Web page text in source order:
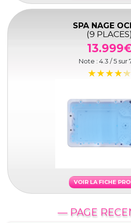
SPA NAGE
(9 PLACES)
Note : 4.3 / 5 sur
VOIR LA FICHE
— PAGE